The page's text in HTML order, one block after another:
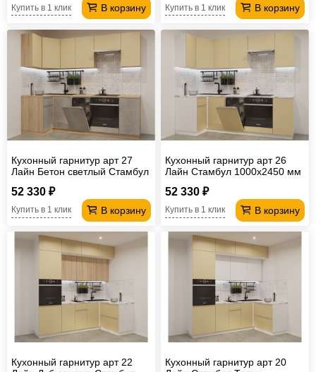
В корзину
Купить в 1 клик В корзину
Купить в 1 клик
Кухонный гарнитур арт 27
Лайн Бетон светлый Стамбул
52 330 ₽
В корзину
Купить в 1 клик
Кухонный гарнитур арт 26
Лайн Стамбул 1000х2450 мм
52 330 ₽
В корзину
Купить в 1 клик
Кухонный гарнитур арт 22
Кухонный гарнитур арт 20